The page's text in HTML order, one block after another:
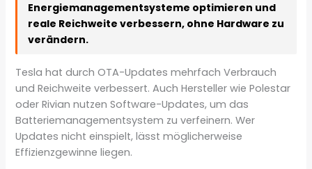
Energiemanagementsysteme optimieren und
reale Reichweite verbessern, ohne Hardware zu
verändern.
Tesla hat durch OTA-Updates mehrfach Verbrauch
und Reichweite verbessert. Auch Hersteller wie Polestar
oder Rivian nutzen Software-Updates, um das
Batteriemanagementsystem zu verfeinern. Wer
Updates nicht einspielt, lässt möglicherweise
Effizienzgewinne liegen.